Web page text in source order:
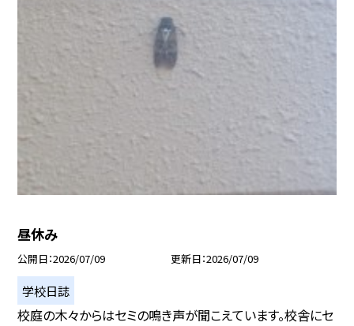
昼休み
公開日 2026/07/09 更新日 2026/07/09
学校日誌
校庭の木々からはセミの鳴き声が聞こえています。校舎にセ